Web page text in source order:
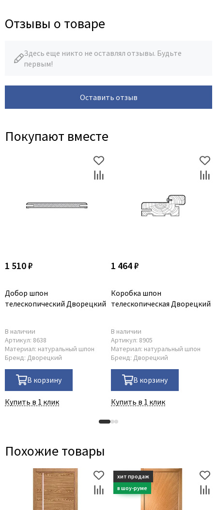
Отзывы о товаре
Здесь еще никто не оставлял отзывы. Будьте
первым!
Оставить отзыв
Покупают вместе
1 510 ₽
Добор шпон
телескопический Дворецкий
В наличии
Артикул: 8638
Материал: натуральный шпон
Бренд: Дворецкий
В корзину
Купить в 1 клик
1 464 ₽
Коробка шпон
телескопическая Дворецкий
В наличии
Артикул: 8905
Материал: натуральный шпон
Бренд: Дворецкий
В корзину
Купить в 1 клик
Похожие товары